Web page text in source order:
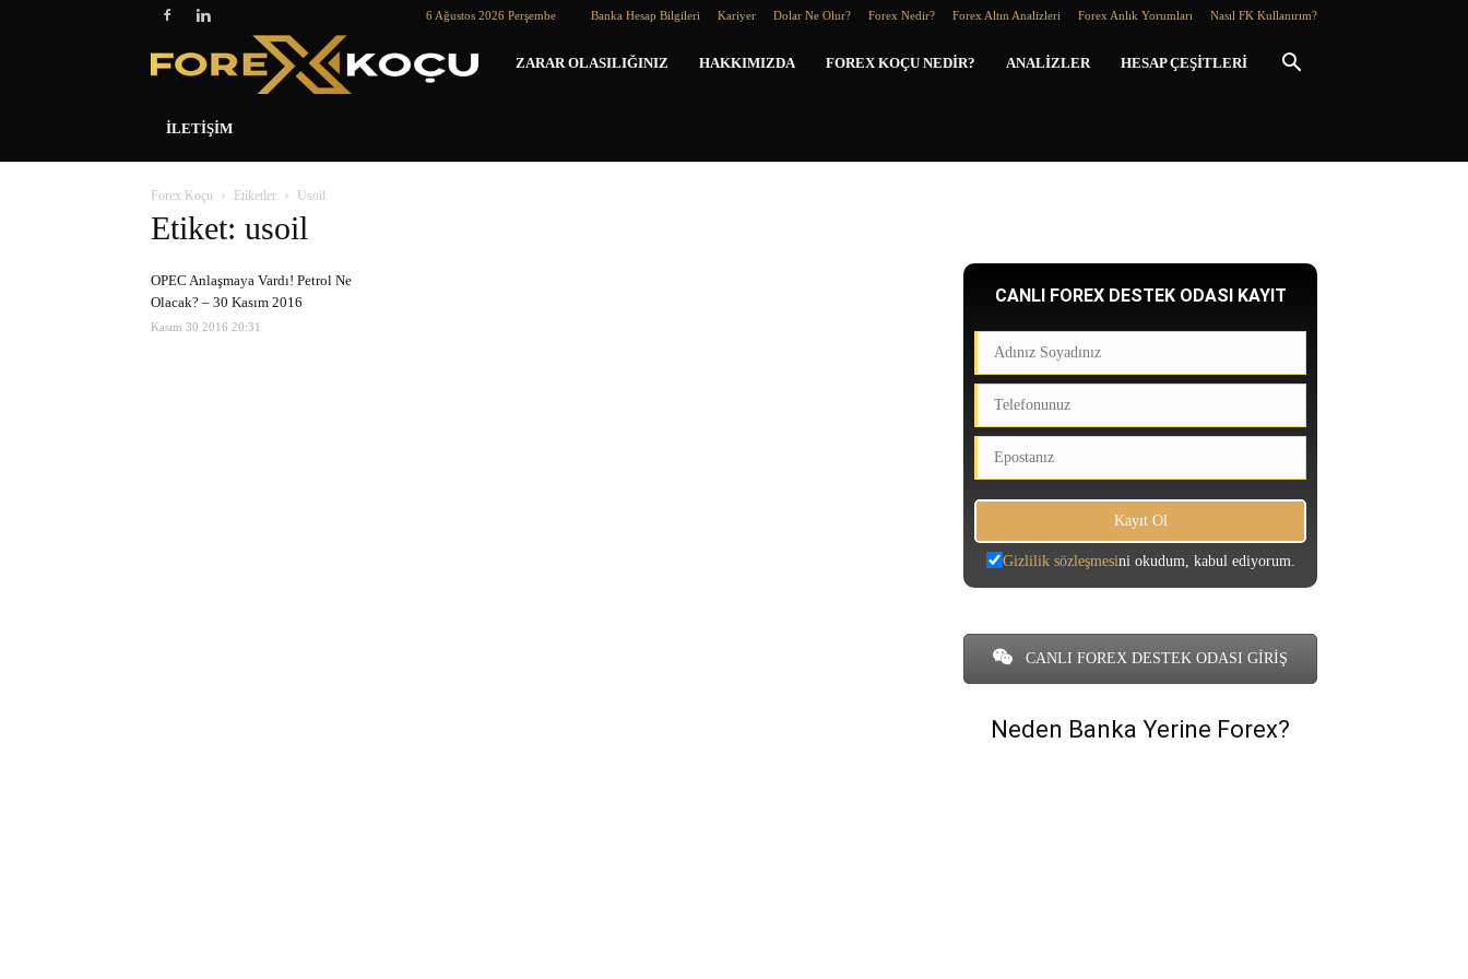
6 Ağustos 2026 Perşembe Banka Hesap Bilgileri Kariyer Dolar Ne Olur? Forex Nedir? Forex Altın Analizleri Forex Anlık Yorumları Nasıl FK Kullanırım?
Forex
ZARAR OLASILIĞINIZ HAKKIMIZDA FOREX KOÇU NEDIR? ANALIZLER HESAP ÇEŞITLERI
İLETIŞIM
Forex Koçu Etiketler Usoil
Etiket: usoil
OPEC Anlaşmaya Vardı! Petrol Ne
Olacak? – 30 Kasım 2016
Kasım 30 2016 20:31
CANLI FOREX DESTEK ODASI KAYIT
Gizlilik sözleşmesini okudum, kabul ediyorum.
CANLI FOREX DESTEK ODASI GİRİŞ
Neden Banka Yerine Forex?